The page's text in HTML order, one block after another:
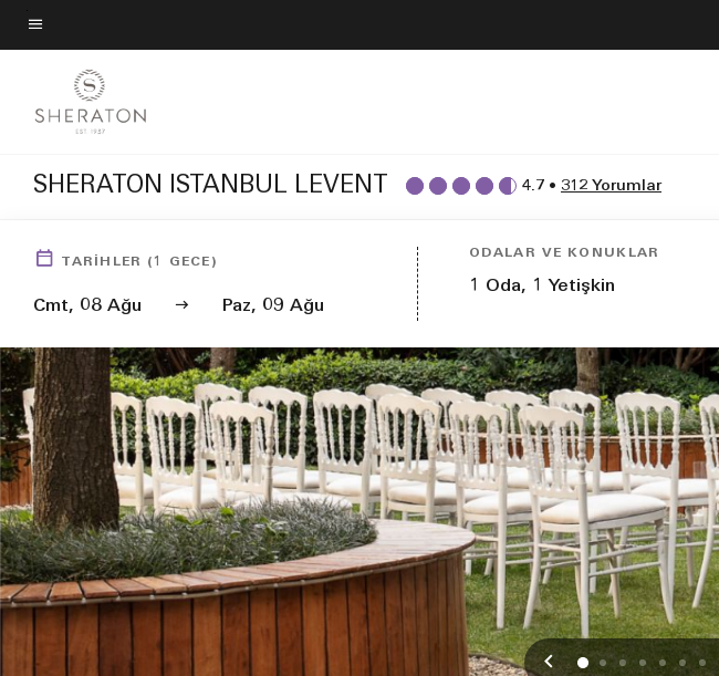
Skip
to
content
Menü metni
SHERATON ISTANBUL LEVENT 4.7 • 312 Yorumlar
TARIHLER (1 GECE)
Cmt, 08 Ağu Paz, 09 Ağu
ODALAR VE KONUKLAR
1 Oda, 1 Yetişkin
Önceki
0 1 2 3 456